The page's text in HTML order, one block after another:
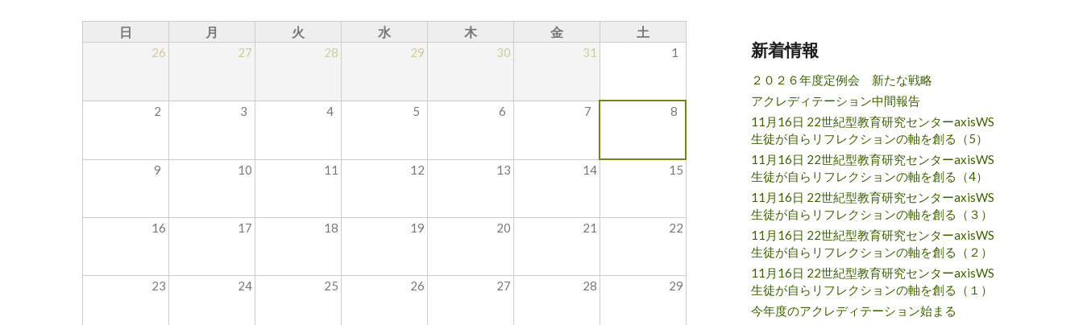
日 月 火 水 木 金 土
26 27 28 29 30 31 1
2 3 4 5 6 7 8
9 10 11 12 13 14 15
16 17 18 19 20 21 22
23 24 25 26 27 28 29
新着情報
２０２６年度定例会 新たな戦略
アクレディテーション中間報告
11月16日 22世紀型教育研究センターaxisWS
生徒が自らリフレクションの軸を創る（5）
11月16日 22世紀型教育研究センターaxisWS
生徒が自らリフレクションの軸を創る（4）
11月16日 22世紀型教育研究センターaxisWS
生徒が自らリフレクションの軸を創る（３）
11月16日 22世紀型教育研究センターaxisWS
生徒が自らリフレクションの軸を創る（２）
11月16日 22世紀型教育研究センターaxisWS
生徒が自らリフレクションの軸を創る（１）
今年度のアクレディテーション始まる